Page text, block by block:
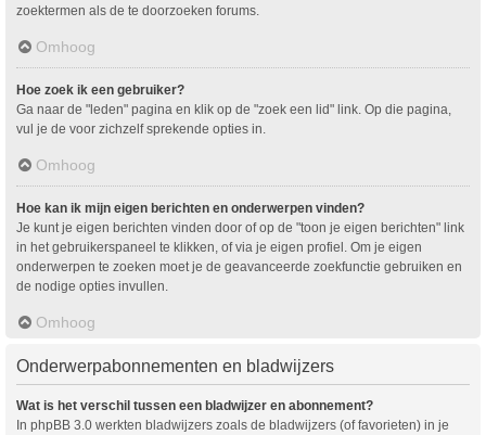
zoektermen als de te doorzoeken forums.
Omhoog
Hoe zoek ik een gebruiker?
Ga naar de "leden" pagina en klik op de "zoek een lid" link. Op die pagina,
vul je de voor zichzelf sprekende opties in.
Omhoog
Hoe kan ik mijn eigen berichten en onderwerpen vinden?
Je kunt je eigen berichten vinden door of op de "toon je eigen berichten" link
in het gebruikerspaneel te klikken, of via je eigen profiel. Om je eigen
onderwerpen te zoeken moet je de geavanceerde zoekfunctie gebruiken en
de nodige opties invullen.
Omhoog
Onderwerpabonnementen en bladwijzers
Wat is het verschil tussen een bladwijzer en abonnement?
In phpBB 3.0 werkten bladwijzers zoals de bladwijzers (of favorieten) in je